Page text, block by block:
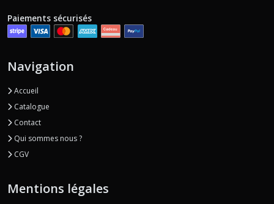
Paiements sécurisés
Navigation
Accueil
Catalogue
Contact
Qui sommes nous ?
CGV
Mentions légales